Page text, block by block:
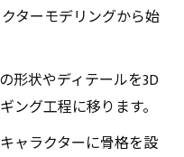
ターモデリングから始
形状やディテールを3D
ング工程に移ります。
ャラクターに骨格を設